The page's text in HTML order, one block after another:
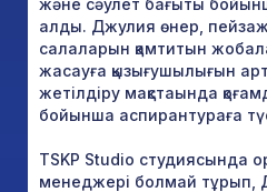
алды. Джулия өнер,
салаларын қамтитын
жасауға қызығушылығын
жетілдіру мақстаында
бойынша аспирантураға
TSKP Studio студиясында
менеджері болмай тұрып,